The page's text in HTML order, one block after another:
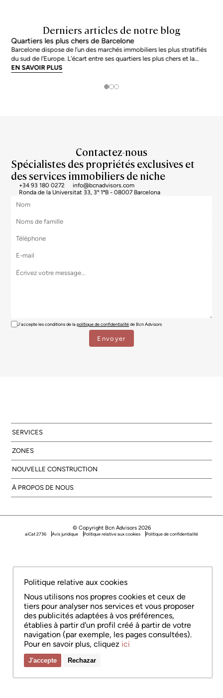
Derniers articles de notre blog
Quartiers les plus chers de Barcelone
Barcelone dispose de l’un des marchés immobiliers les plus stratifiés
du sud de l’Europe. L’écart entre ses quartiers les plus chers et la
moyenne de la ville n’est pas marginal : en juin 2026, les adresses les
EN SAVOIR PLUS
Contactez-nous
Spécialistes des propriétés exclusives et
des services immobiliers de niche
+34 93 180 0272
info@bcnadvisors.com
Ronda de la Universitat 33, 3º 1ªB - 08007 Barcelona
J'accepte les conditions de lapolitique de confidentialitéde Bcn Advisors
SERVICES
ZONES
NOUVELLE CONSTRUCTION
À PROPOS DE NOUS
© Copyright Bcn Advisors 2026
aiCat 2736 Avis juridique Politique relative aux cookies Politique de confidentialité
Politique relative aux cookies
Nous utilisons nos propres cookies et ceux de
tiers pour analyser nos services et vous proposer
des publicités adaptées à vos préférences,
établies à partir d'un profil créé à partir de votre
navigation (par exemple, les pages consultées).
Pour en savoir plus, cliquez ici
J'accepte Rechazar